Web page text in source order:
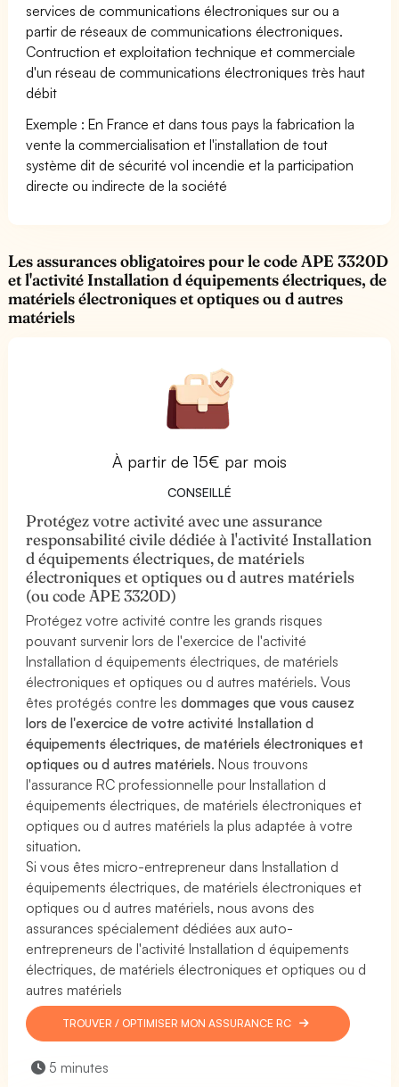
services de communications électroniques sur ou a
partir de réseaux de communications électroniques.
Contruction et exploitation technique et commerciale
d'un réseau de communications électroniques très haut
débit
Exemple : En France et dans tous pays la fabrication la
vente la commercialisation et l'installation de tout
système dit de sécurité vol incendie et la participation
directe ou indirecte de la société
Les assurances obligatoires pour le code APE 3320D
et l'activité Installation d équipements électriques, de
matériels électroniques et optiques ou d autres
matériels
À partir de 15€ par mois
CONSEILLÉ
Protégez votre activité avec une assurance
responsabilité civile dédiée à l'activité Installation
d équipements électriques, de matériels
électroniques et optiques ou d autres matériels
(ou code APE 3320D)
Protégez votre activité contre les grands risques
pouvant survenir lors de l'exercice de l'activité
Installation d équipements électriques, de matériels
électroniques et optiques ou d autres matériels. Vous
êtes protégés contre lesdommages que vous causez
lors de l'exercice de votre activité Installation d
équipements électriques, de matériels électroniques et
optiques ou d autres matériels. Nous trouvons
l'assurance RC professionnelle pour Installation d
équipements électriques, de matériels électroniques et
optiques ou d autres matériels la plus adaptée à votre
situation.
Si vous êtes micro-entrepreneur dans Installation d
équipements électriques, de matériels électroniques et
optiques ou d autres matériels, nous avons des
assurances spécialement dédiées aux auto-
entrepreneurs de l'activité Installation d équipements
électriques, de matériels électroniques et optiques ou d
autres matériels
TROUVER / OPTIMISER MON ASSURANCE RC
5 minutes